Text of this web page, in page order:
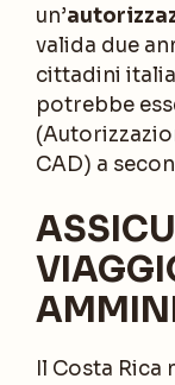
un’
valida due
cittadini
potrebbe
CAD) a
Il Costa Rica